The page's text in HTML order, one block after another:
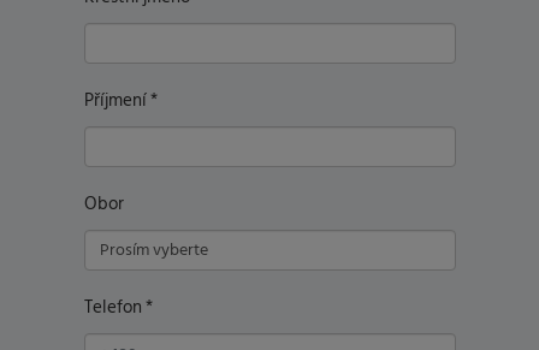
Příjmení*
Obor
Telefon*